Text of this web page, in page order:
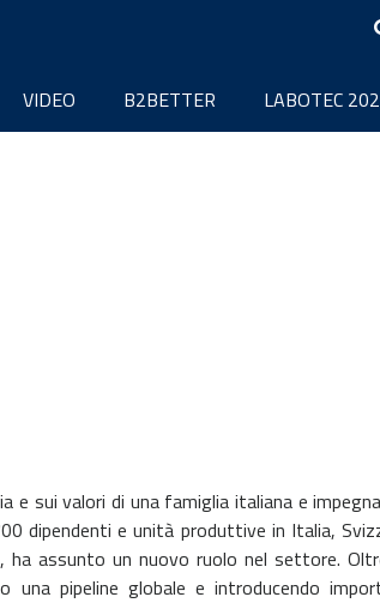
VIDEO B2BETTER LABOTEC
e sui valori di una famiglia italiana e
dipendenti e unità produttive in Italia,
ha assunto un nuovo ruolo nel settore.
una pipeline globale e introducendo